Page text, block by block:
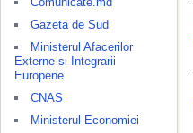
Gazeta de Sud
Ministerul Afacerilor
Externe si Integrarii
Europene
CNAS
Ministerul Economiei